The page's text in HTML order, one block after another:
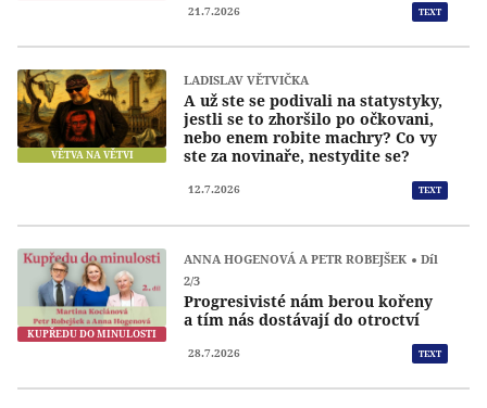
21.7.2026 TEXT
VĚTVA NA VĚTVI
LADISLAV VĚTVIČKA
A už ste se podivali na statystyky,
jestli se to zhoršilo po očkovani,
nebo enem robite machry? Co vy
ste za novinaře, nestydite se?
12.7.2026 TEXT
KUPŘEDU DO MINULOSTI
ANNA HOGENOVÁ A PETR ROBEJŠEK
Díl
2/3
Progresivisté nám berou kořeny
a tím nás dostávají do otroctví
28.7.2026 TEXT